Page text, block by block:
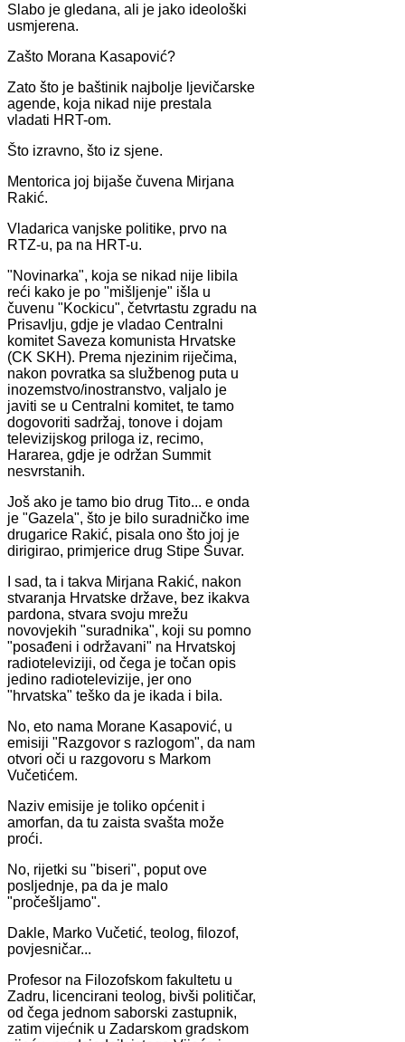
Slabo je gledana, ali je jako ideološki
usmjerena.
Zašto Morana Kasapović?
Zato što je baštinik najbolje ljevičarske
agende, koja nikad nije prestala
vladati HRT-om.
Što izravno, što iz sjene.
Mentorica joj bijaše čuvena Mirjana
Rakić.
Vladarica vanjske politike, prvo na
RTZ-u, pa na HRT-u.
"Novinarka", koja se nikad nije libila
reći kako je po "mišljenje" išla u
čuvenu "Kockicu", četvrtastu zgradu na
Prisavlju, gdje je vladao Centralni
komitet Saveza komunista Hrvatske
(CK SKH). Prema njezinim riječima,
nakon povratka sa službenog puta u
inozemstvo/inostranstvo, valjalo je
javiti se u Centralni komitet, te tamo
dogovoriti sadržaj, tonove i dojam
televizijskog priloga iz, recimo,
Hararea, gdje je održan Summit
nesvrstanih.
Još ako je tamo bio drug Tito... e onda
je "Gazela", što je bilo suradničko ime
drugarice Rakić, pisala ono što joj je
dirigirao, primjerice drug Stipe Šuvar.
I sad, ta i takva Mirjana Rakić, nakon
stvaranja Hrvatske države, bez ikakva
pardona, stvara svoju mrežu
novovjekih "suradnika", koji su pomno
"posađeni i održavani" na Hrvatskoj
radioteleviziji, od čega je točan opis
jedino radiotelevizije, jer ono
"hrvatska" teško da je ikada i bila.
No, eto nama Morane Kasapović, u
emisiji "Razgovor s razlogom", da nam
otvori oči u razgovoru s Markom
Vučetićem.
Naziv emisije je toliko općenit i
amorfan, da tu zaista svašta može
proći.
No, rijetki su "biseri", poput ove
posljednje, pa da je malo
"pročešljamo".
Dakle, Marko Vučetić, teolog, filozof,
povjesničar...
Profesor na Filozofskom fakultetu u
Zadru, licencirani teolog, bivši političar,
od čega jednom saborski zastupnik,
zatim vijećnik u Zadarskom gradskom